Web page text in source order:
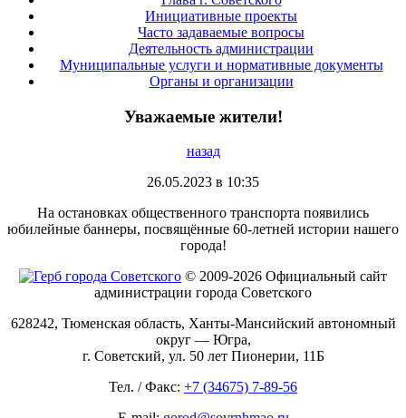
Инициативные проекты
Часто задаваемые вопросы
Деятельность администрации
Муниципальные услуги и нормативные документы
Органы и организации
Уважаемые жители!
назад
26.05.2023 в 10:35
На остановках общественного транспорта появились
юбилейные баннеры, посвящённые 60-летней истории нашего
города!
© 2009-2026 Официальный сайт
администрации города Советского
628242, Тюменская область, Ханты-Мансийский автономный
округ — Югра,
г. Советский, ул. 50 лет Пионерии, 11Б
Тел. / Факс: +7 (34675) 7-89-56